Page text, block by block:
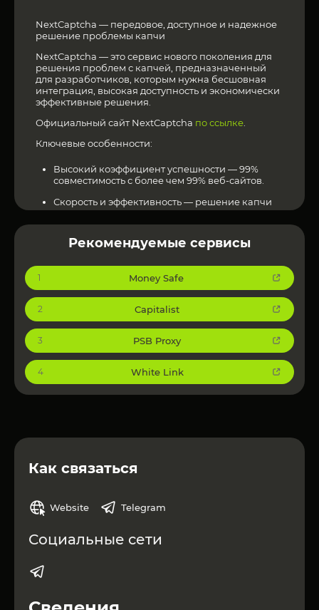
NextCaptcha — передовое, доступное и надежное
решение проблемы капчи
NextCaptcha — это сервис нового поколения для
решения проблем с капчей, предназначенный
для разработчиков, которым нужна бесшовная
интеграция, высокая доступность и экономически
эффективные решения.
Официальный сайт NextCaptcha по ссылке.
Ключевые особенности:
Высокий коэффициент успешности — 99%
совместимость с более чем 99% веб-сайтов.
Скорость и эффективность — решение капчи
всего за 1 секунду.
с индивидуальными пакетами скидок.
Безопасность и конфиденциальность — не
хранятся конфиденциальные данные, что
обеспечивает безопасность пользователей.
Масштабируемость и надежность — Команда
опытных разработчиков обеспечивает
Идеально подходит для таких отраслей, как
электронная коммерция, игры, финансы и т. д.
Рекомендуемые сервисы
1 Money Safe
2 Capitalist
3 PSB Proxy
4 White Link
Как связаться
Website Telegram
Социальные сети